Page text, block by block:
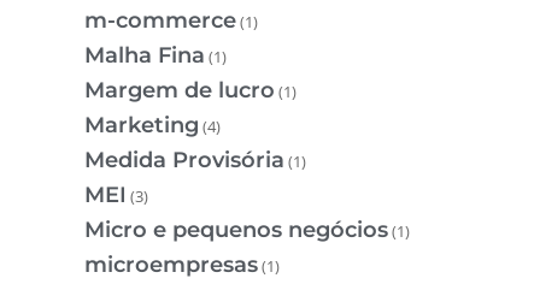
m-commerce(1)
Malha Fina (1)
Margem de lucro (1)
Marketing (4)
Medida Provisória (1)
MEI (3)
Micro e pequenos negócios(1)
microempresas(1)